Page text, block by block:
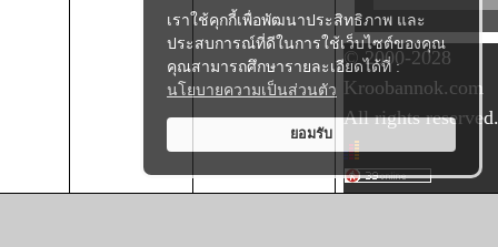
เราใช้คุกกี้เพื่อพัฒนาประสิทธิภาพ และ
ประสบการณ์ที่ดีในการใช้เว็บไซต์ของคุณ
คุณสามารถศึกษารายละเอียดได้ที่ :
นโยบายความเป็นส่วนตัว
ยอมรับ
© 2000-2028
Kroobannok.com
All rights